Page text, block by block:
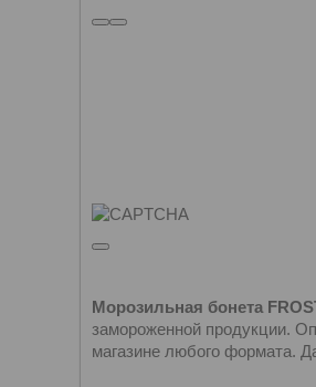
Морозильная бонета
замороженной продукции.
магазине любого формата.